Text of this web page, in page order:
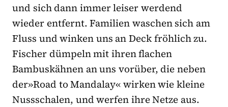
und sich dann immer leiser werdend
wieder entfernt. Familien waschen sich am
Fluss und winken uns an Deck fröhlich zu.
Fischer dümpeln mit ihren flachen
Bambuskähnen an uns vorüber, die neben
der»Road to Mandalay« wirken wie kleine
Nussschalen, und werfen ihre Netze aus.